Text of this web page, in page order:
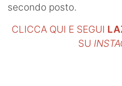
secondo posto.
CLICCA QUI E SEGUI
SU